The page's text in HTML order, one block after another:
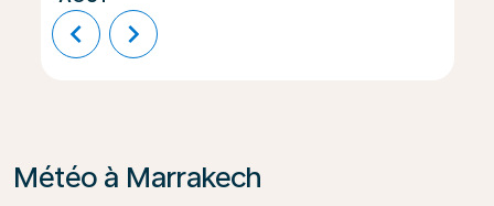
chevron_left chevron_right
Météo à Marrakech